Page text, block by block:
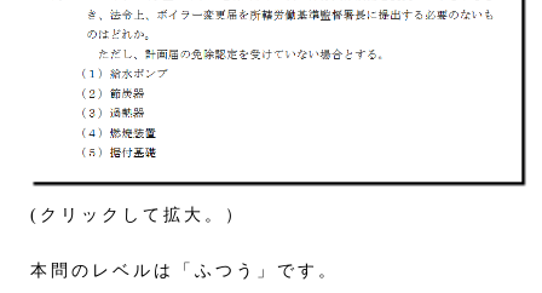
(クリックして拡大。）
本問のレベルは「ふつう」です。